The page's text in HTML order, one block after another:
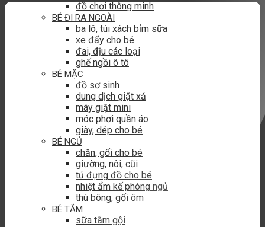
đồ chơi thông minh
BÉ ĐI RA NGOÀI
ba lô, túi xách bỉm sữa
xe đẩy cho bé
đai, địu các loại
ghế ngồi ô tô
BÉ MẶC
đồ sơ sinh
dung dịch giặt xả
máy giặt mini
móc phơi quần áo
giày, dép cho bé
BÉ NGỦ
chăn, gối cho bé
giường, nôi, cũi
tủ đựng đồ cho bé
nhiệt ẩm kế phòng ngủ
thú bông, gối ôm
BÉ TẮM
sữa tắm gội